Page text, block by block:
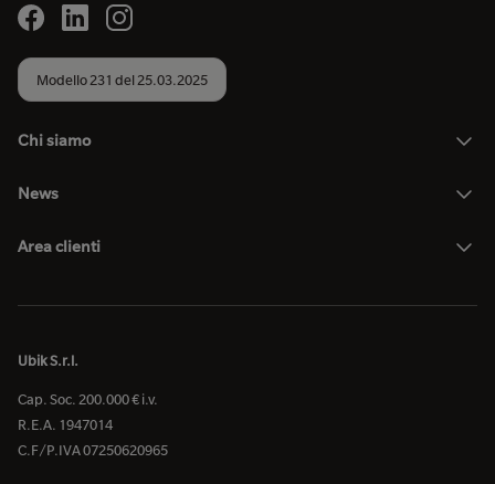
Modello 231 del 25.03.2025
Chi siamo
News
Area clienti
Ubik S.r.l.
Cap. Soc. 200.000 € i.v.
R.E.A. 1947014
C.F/P.IVA 07250620965